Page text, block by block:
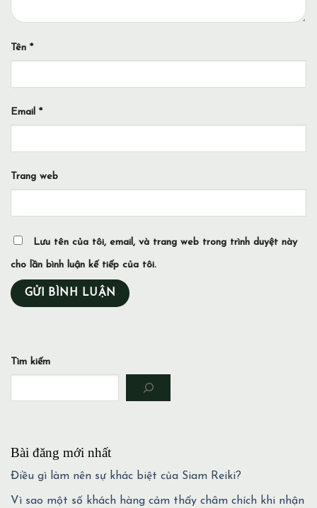
Tên *
Email *
Trang web
Lưu tên của tôi, email, và trang web trong trình duyệt này
cho lần bình luận kế tiếp của tôi.
Tìm kiếm
Bài đăng mới nhất
Điều gì làm nên sự khác biệt của Siam Reiki?
Vì sao một số khách hàng cảm thấy châm chích khi nhận